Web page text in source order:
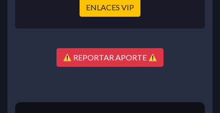
ENLACES VIP
REPORTAR APORTE